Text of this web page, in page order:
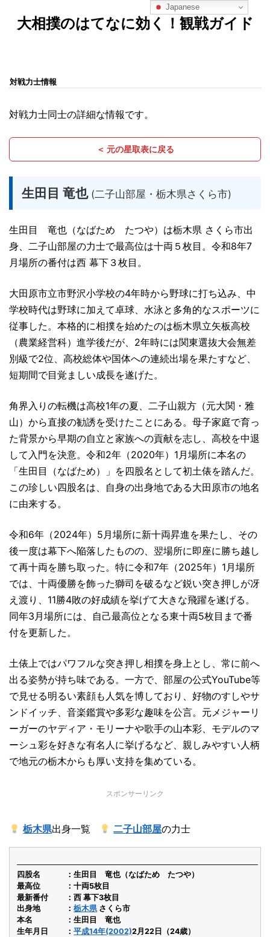
大相撲のはてなに効く！観戦ガイド
対戦力士情報
対戦力士同士の詳細な情報です。
＜ 元の星取表に戻る
生田目 竜也 (二子山部屋・栃木県さくら市)
生田目 竜也（なばため たつや）は栃木県 さくら市出
身、二子山部屋の力士で最高位は十両５枚目。令和8年7
月場所の番付は西 幕下３枚目。
大田原市立市野沢小学校の4年時から野球に打ち込み、中
学校時代は野球に加えて卓球、水泳と多角的なスポーツに
従事した。本格的に相撲を始めたのは栃木県立矢板高校
（農業経営科）進学後だが、2年時には関東選抜大会無差
別級で2位、高校総体や国体への連続出場を果たすなど、
短期間で目覚ましい成長を遂げた。
角界入りの転機は高校1年の夏、二子山親方（元大関・雅
山）から直接の勧誘を受けたことにある。母子家庭で育っ
た背景から早期の自立と家族への貢献を志し、高校を中退
して入門を決意。令和2年（2020年）1月場所に本名の
「生田目（なばため）」を四股名として初土俵を踏んだ。
この珍しい四股名は、自身の出身地である大田原市の地名
に由来する。
令和6年（2024年）5月場所に新十両昇進を果たし、その
後一度は幕下へ陥落したものの、翌場所に即座に勝ち越し
て再十両を勝ち取った。特に令和7年（2025年）1月場所
では、十両優勝を飾った獅司を破るなど鋭い突き押しが冴
え渡り、11勝4敗の好成績を挙げて大きな飛躍を遂げる。
同年3月場所には、自己最高位となる東十両5枚目まで番
付を更新した。
土俵上ではパワフルな突き押し相撲を身上とし、常に前へ
出る姿勢が持ち味である。一方で、部屋の公式YouTube等
で見せる明るい素顔も人気を博しており、好物のすしやサ
ンドイッチ、音楽鑑賞や多彩な趣味を公言。元メジャーリ
ーガーのヤディア・モリーナや歌手の山本彩、モデルのマ
ーシュ彩を好きな有名人に挙げるなど、親しみやすい人柄
で地元の栃木からも厚い支持を集めている。
スポンサーリンク
栃木県出身一覧 二子山部屋の力士
四股名
生田目 竜也（なばため たつや）
最高位
十両5枚目
最新番付
西 幕下3枚目
出身地
栃木県さくら市
本名
生田目 竜也
生年月日
平成14年(2002)2月22日（24歳）
Japanese